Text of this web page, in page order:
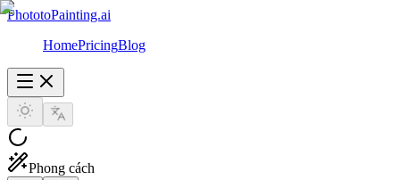
PhototoPainting.ai
HomePricingBlog
Phong cách